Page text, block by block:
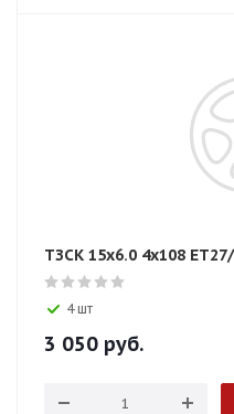
ТЗСК 15x6.0 4x108
4 шт
3 050 руб.